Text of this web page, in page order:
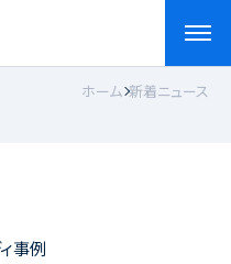
English
ホーム 新着ニュース
事例